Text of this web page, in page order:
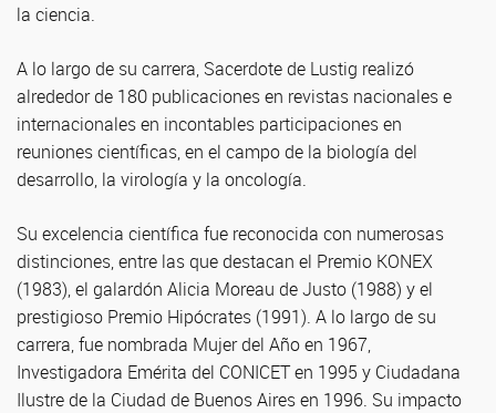
la ciencia.
A lo largo de su carrera, Sacerdote de Lustig realizó
alrededor de 180 publicaciones en revistas nacionales e
internacionales en incontables participaciones en
reuniones científicas, en el campo de la biología del
desarrollo, la virología y la oncología.
Su excelencia científica fue reconocida con numerosas
distinciones, entre las que destacan el Premio KONEX
(1983), el galardón Alicia Moreau de Justo (1988) y el
prestigioso Premio Hipócrates (1991). A lo largo de su
carrera, fue nombrada Mujer del Año en 1967,
Investigadora Emérita del CONICET en 1995 y Ciudadana
Ilustre de la Ciudad de Buenos Aires en 1996. Su impacto